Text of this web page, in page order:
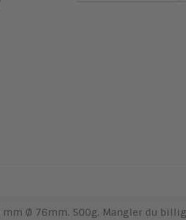
Ø 76mm. 500g. Mangler du